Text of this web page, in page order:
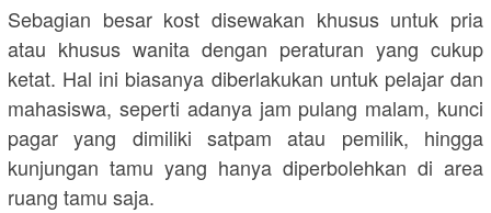
Sebagian besar kost disewakan khusus untuk pria
atau khusus wanita dengan peraturan yang cukup
ketat. Hal ini biasanya diberlakukan untuk pelajar dan
mahasiswa, seperti adanya jam pulang malam, kunci
pagar yang dimiliki satpam atau pemilik, hingga
kunjungan tamu yang hanya diperbolehkan di area
ruang tamu saja.